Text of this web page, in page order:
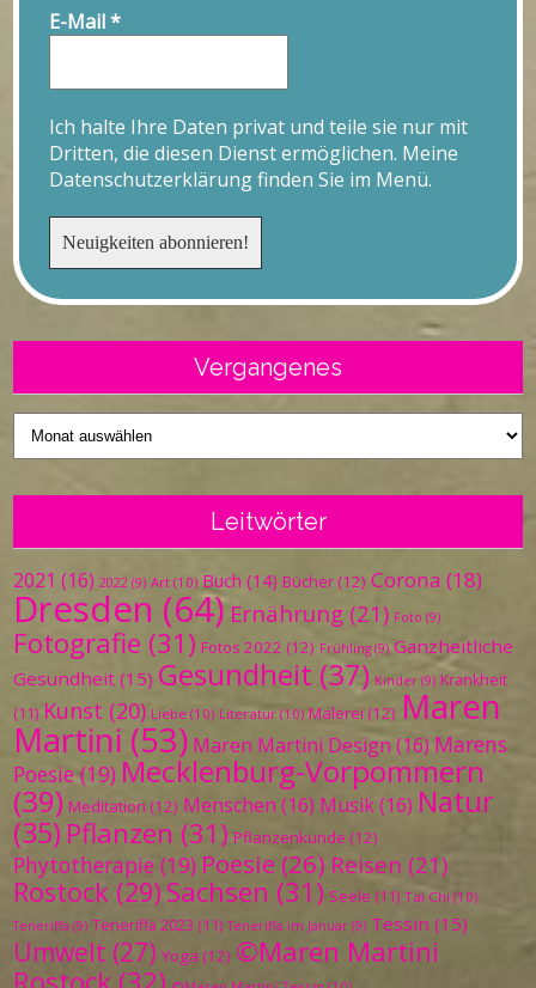
E-Mail*
Ich halte Ihre Daten privat und teile sie nur mit
Dritten, die diesen Dienst ermöglichen. Meine
Datenschutzerklärung finden Sie im Menü.
Vergangenes
Vergangenes
Leitwörter
2021 (16) 2022 (9) Art (10) Buch (14) Bücher (12) Corona (18)
Dresden (64) Ernährung (21) Foto (9)
Fotografie (31) Fotos 2022 (12) Frühling (9) Ganzheitliche
Gesundheit (15) Gesundheit (37) Kinder (9) Krankheit
(11) Kunst (20) Liebe (10) Literatur (10) Malerei (12) Maren
Martini (53) Maren Martini Design (16) Marens
Poesie(19) Mecklenburg-Vorpommern
(39) Meditation (12) Menschen (16) Musik(16) Natur
(35) Pflanzen (31) Pflanzenkunde (12)
Phytotherapie (19) Poesie (26) Reisen (21)
Rostock (29) Sachsen (31) Seele (11) Tai Chi (10)
Teneriffa (9) Teneriffa 2023 (11) Teneriffa im Januar (9) Tessin (15)
Umwelt (27) Yoga (12) ©Maren Martini